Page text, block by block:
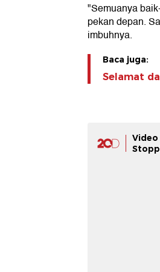
"Semuanya
pekan depan.
imbuhnya.
Baca juga:
Selamat